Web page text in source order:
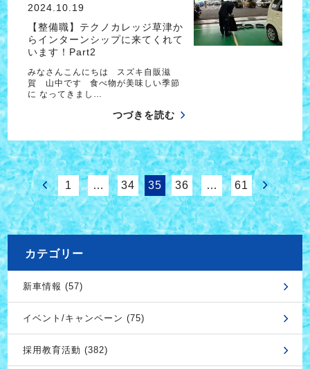
2024.10.19
【整備職】テクノカレッジ草津か
らインターンシップに来てくれて
います！Part2
みなさんこんにちは スズキ自販滋
賀 山中です 食べ物が美味しい季節
に なってきまし…
つづきを読む
1 … 34 35 36 … 61
カテゴリー
新車情報 (57)
イベント/キャンペーン (75)
採用教育活動 (382)